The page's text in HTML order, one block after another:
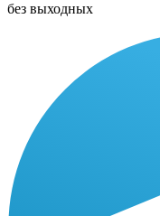
без выходных